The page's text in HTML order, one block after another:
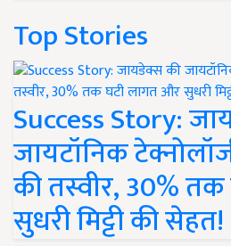
Top Stories
Success Story:
जायटॉनिक
की तस्वीर, 30%
सुधरी मिट्टी की सेहत!